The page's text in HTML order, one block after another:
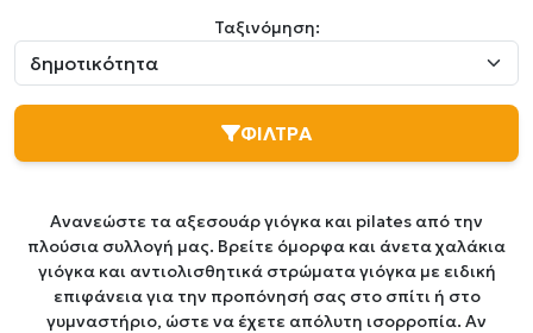
Ταξινόμηση:
ΦΙΛΤΡΑ
Ανανεώστε τα αξεσουάρ γιόγκα και pilates από την
πλούσια συλλογή μας. Βρείτε όμορφα και άνετα χαλάκια
γιόγκα και αντιολισθητικά στρώματα γιόγκα με ειδική
επιφάνεια για την προπόνησή σας στο σπίτι ή στο
γυμναστήριο, ώστε να έχετε απόλυτη ισορροπία. Αν